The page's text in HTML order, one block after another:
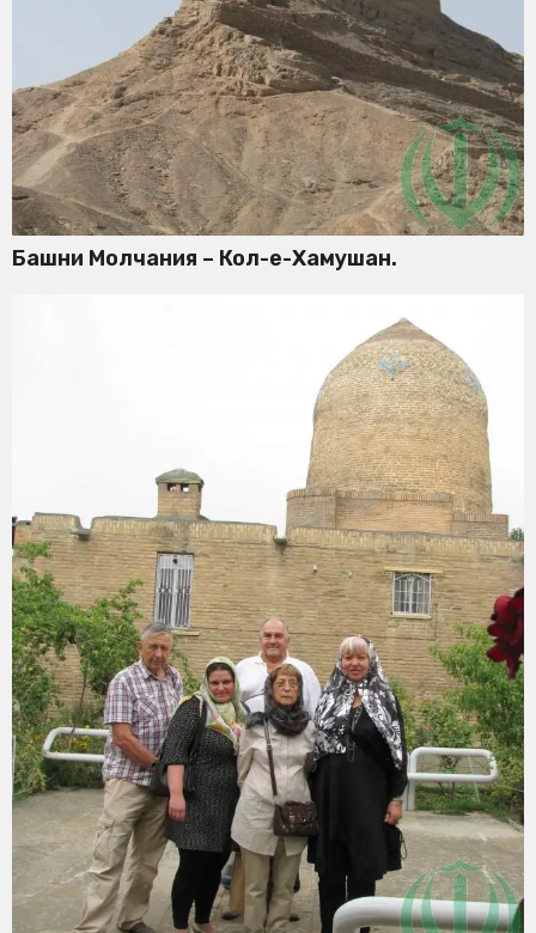
Башни Молчания – Кол-е-Хамушан.